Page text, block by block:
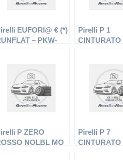
EUFORI@ € (*)
– PKW-
Pirelli P 1
CINTURATO
P ZERO
NOLBL MO
Pirelli P 7
CINTURATO